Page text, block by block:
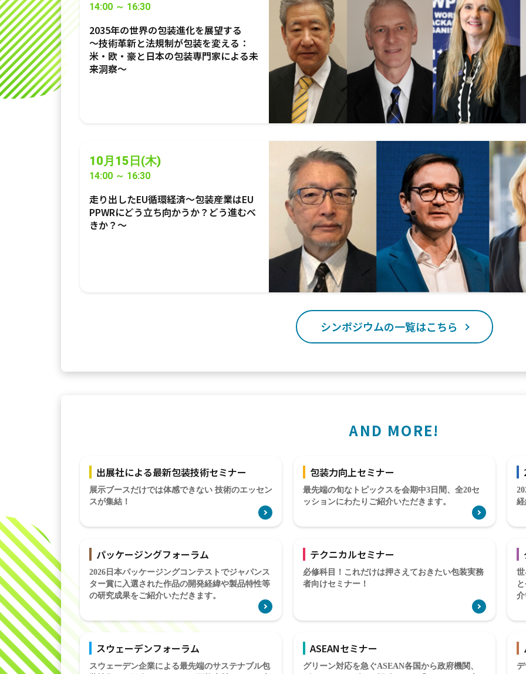
14:00 ～ 16:30
2035年の世界の包装進化を展望する
～技術革新と法規制が包装を変える：
米・欧・豪と日本の包装専門家による未
来洞察～
10月15日(木)
14:00 ～ 16:30
走り出したEU循環経済〜包装産業はEU
PPWRにどう立ち向かうか？どう進むべ
きか？〜
シンポジウムの一覧はこちら
AND MORE!
出展社による最新包装技術セミナー
展示ブースだけでは体感できない 技術のエッセン
スが集結！
包装力向上セミナー
最先端の旬なトピックスを会期中3日間、全20セ
ッションにわたりご紹介いただきます。
パッケージングフォーラム
2026日本パッケージングコンテストでジャパンス
ター賞に入選された作品の開発経緯や製品特性等
の研究成果をご紹介いただきます。
テクニカルセミナー
必修科目！これだけは押さえておきたい包装実務
者向けセミナー！
スウェーデンフォーラム
スウェーデン企業による最先端のサステナブル包
ASEANセミナー
グリーン対応を急ぐASEAN各国から政府機関、